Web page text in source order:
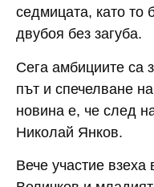
седмицата, като то
двубоя без загуба.
Сега амбициите са
път и спечелване
новина е, че след
Николай Янков.
Вече участие взеха